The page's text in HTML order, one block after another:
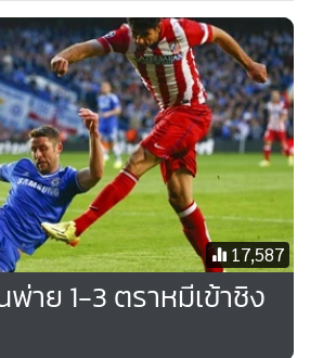
17,587
พ่าย 1-3 ตราหมีเข้าชิง